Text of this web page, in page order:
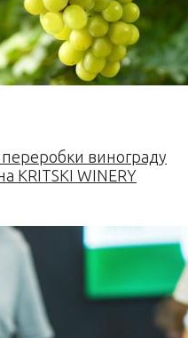
переробки винограду
KRITSKI WINERY